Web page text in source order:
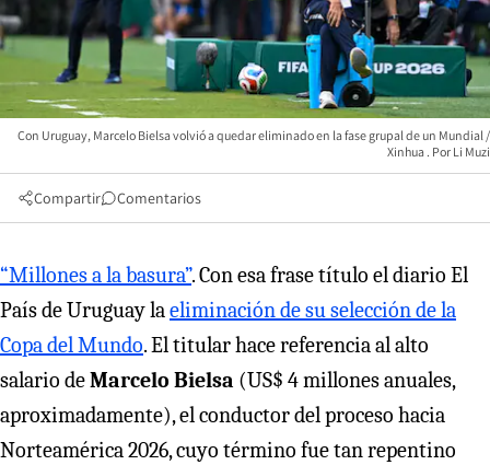
Con Uruguay, Marcelo Bielsa volvió a quedar eliminado en la fase grupal de un Mundial /
Xinhua
Li Muzi
Compartir Comentarios
“Millones a la basura”. Con esa frase título el diario El
País de Uruguay laeliminación de su selección de la
Copa del Mundo. El titular hace referencia al alto
salario deMarcelo Bielsa (US$ 4 millones anuales,
aproximadamente), el conductor del proceso hacia
Norteamérica 2026, cuyo término fue tan repentino